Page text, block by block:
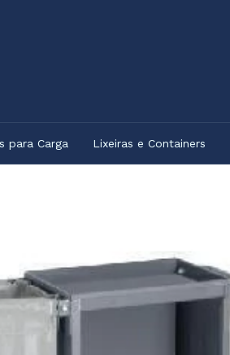
para Carga Lixeiras e Containers